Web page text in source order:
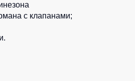
с клапанами;